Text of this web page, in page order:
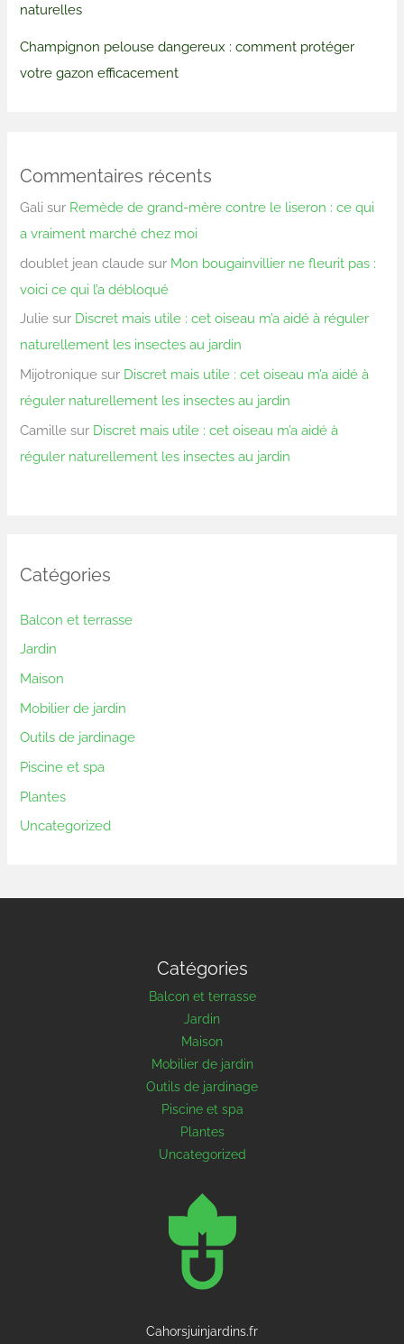
naturelles
Champignon pelouse dangereux : comment protéger
votre gazon efficacement
Commentaires récents
Gali sur Remède de grand-mère contre le liseron : ce qui
a vraiment marché chez moi
doublet jean claude sur Mon bougainvillier ne fleurit pas :
voici ce qui l’a débloqué
Julie sur Discret mais utile : cet oiseau m’a aidé à réguler
naturellement les insectes au jardin
Mijotronique sur Discret mais utile : cet oiseau m’a aidé à
réguler naturellement les insectes au jardin
Camille sur Discret mais utile : cet oiseau m’a aidé à
réguler naturellement les insectes au jardin
Catégories
Balcon et terrasse
Jardin
Maison
Mobilier de jardin
Outils de jardinage
Piscine et spa
Plantes
Uncategorized
Catégories
Balcon et terrasse
Jardin
Maison
Mobilier de jardin
Outils de jardinage
Piscine et spa
Plantes
Uncategorized
Cahorsjuinjardins.fr